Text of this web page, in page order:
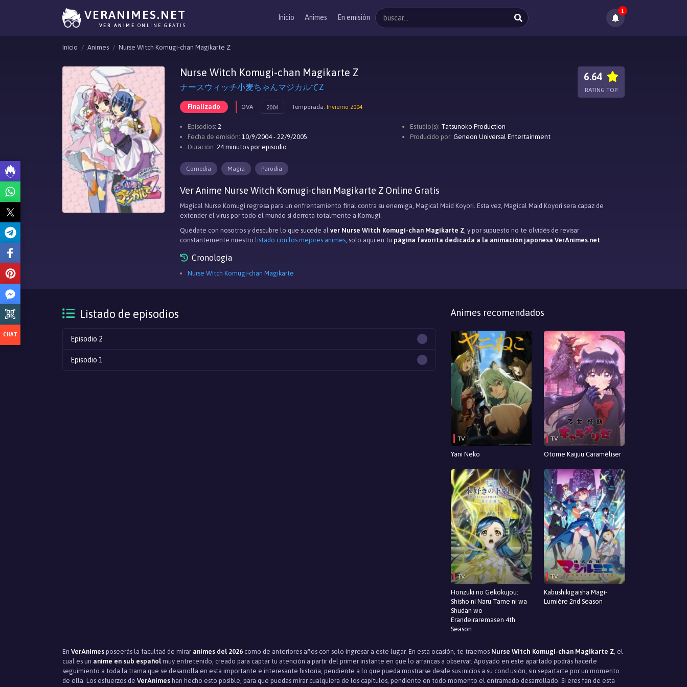
VERANIMES.NET
VER ANIME ONLINE GRATIS
Inicio Animes En emisión
1
Inicio Animes Nurse Witch Komugi-chan Magikarte Z
Nurse Witch Komugi-chan Magikarte Z
ナースウィッチ小麦ちゃんマジカルてZ
Finalizado OVA 2004 Temporada: Invierno 2004
6.64
RATING TOP
Episodios: 2
Fecha de emisión: 10/9/2004 - 22/9/2005
Duración: 24 minutos por episodio
Estudio(s): Tatsunoko Production
Producido por: Geneon Universal Entertainment
Comedia Magia Parodia
Ver Anime Nurse Witch Komugi-chan Magikarte Z Online Gratis
Magical Nurse Komugi regresa para un enfrentamiento final contra su enemiga, Magical Maid Koyori. Esta vez, Magical Maid Koyori sera capaz de
extender el virus por todo el mundo si derrota totalmente a Komugi.
Quédate con nosotros y descubre lo que sucede al ver Nurse Witch Komugi-chan Magikarte Z, y por supuesto no te olvidés de revisar
constantemente nuestro listado con los mejores animes, solo aqui en tu página favorita dedicada a la animación japonesa VerAnimes.net.
Cronología
Nurse Witch Komugi-chan Magikarte
Listado de episodios
Episodio 2
Episodio 1
Animes recomendados
TV
Yani Neko
TV
Otome Kaijuu Caraméliser
TV
Honzuki no Gekokujou:
Shisho ni Naru Tame ni wa
Shudan wo
Erandeiraremasen 4th
Season
TV
Kabushikigaisha Magi-
Lumière 2nd Season
En VerAnimes poseerás la facultad de mirar animes del 2026 como de anteriores años con solo ingresar a este lugar. En esta ocasión, te traemos Nurse Witch Komugi-chan Magikarte Z, el
cual es un anime en sub español muy entretenido, creado para captar tu atención a partir del primer instante en que lo arrancas a observar. Apoyado en este apartado podrás hacerle
seguimiento a toda la trama que se desarrolla en esta importante e interesante historia, pendiente a lo que pueda mostrarse desde sus inicios a su conclusión, sin separtarte por un momento
de ella. Los esfuerzos de VerAnimes han hecho esto posible, para que puedas mirar cualquiera de los capítulos, pendiente en todo momento el entramado desarrollado. Si eres fan de esta